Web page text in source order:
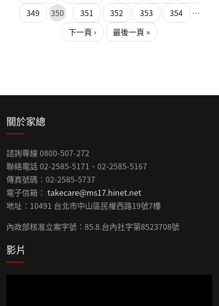
349
350 351 352 353 354
…
下一頁 ›
最後一頁 »
關於家總
諮詢專線 0800-507-272
聯絡電話 02-2585-5171、02-2585-5167
傳真號碼：02-2585-5737
電子信箱：takecare@ms17.hinet.net
地址：10491 台北市中山區民權西路19號7樓
內政部核准立案字號：85.8.台內社字第8523708號
影片